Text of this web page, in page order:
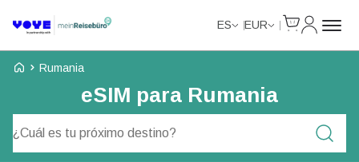
ES EUR
Voye Homepage
Rumania
eSIM para Rumania